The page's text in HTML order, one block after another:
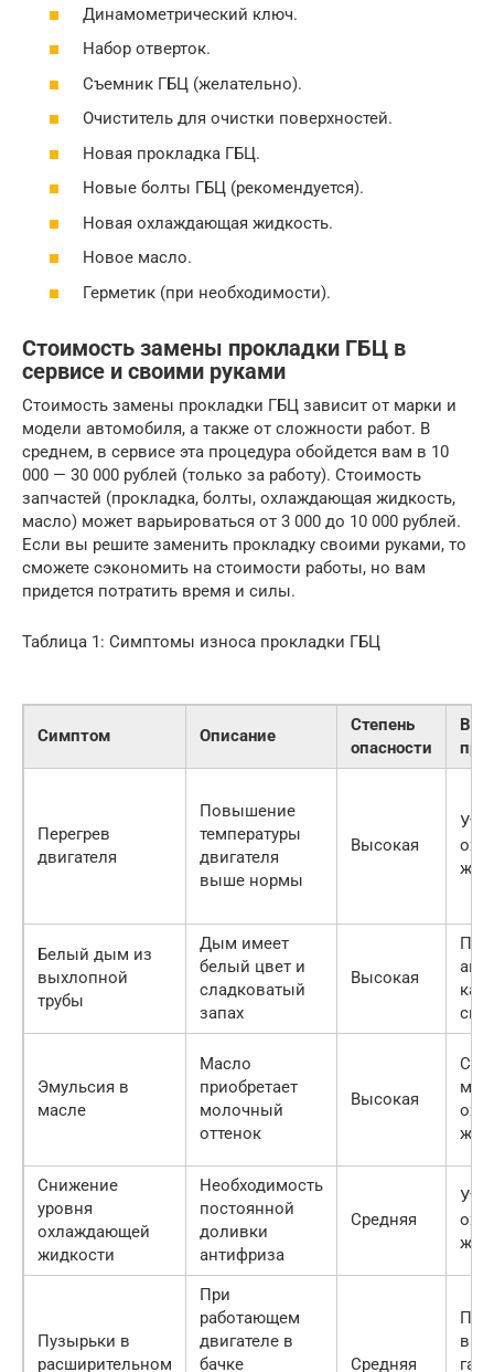
Динамометрический ключ.
Набор отверток.
Съемник ГБЦ (желательно).
Очиститель для очистки поверхностей.
Новая прокладка ГБЦ.
Новые болты ГБЦ (рекомендуется).
Новая охлаждающая жидкость.
Новое масло.
Герметик (при необходимости).
Стоимость замены прокладки ГБЦ в
сервисе и своими руками
Стоимость замены прокладки ГБЦ зависит от марки и
модели автомобиля, а также от сложности работ. В
среднем, в сервисе эта процедура обойдется вам в 10
000 — 30 000 рублей (только за работу). Стоимость
запчастей (прокладка, болты, охлаждающая жидкость,
масло) может варьироваться от 3 000 до 10 000 рублей.
Если вы решите заменить прокладку своими руками, то
сможете сэкономить на стоимости работы, но вам
придется потратить время и силы.
Таблица 1: Симптомы износа прокладки ГБЦ
Симптом Описание
Степень
опасности
Перегрев
двигателя
Повышение
температуры
двигателя
выше нормы
Высокая
Белый дым из
выхлопной
трубы
Дым имеет
белый цвет и
сладковатый
запах
Высокая
Эмульсия в
масле
Масло
приобретает
молочный
оттенок
Высокая
Снижение
уровня
охлаждающей
жидкости
Необходимость
постоянной
доливки
антифриза
Средняя
Пузырьки в
расширительном
При
работающем
двигателе в
бачке
Средняя